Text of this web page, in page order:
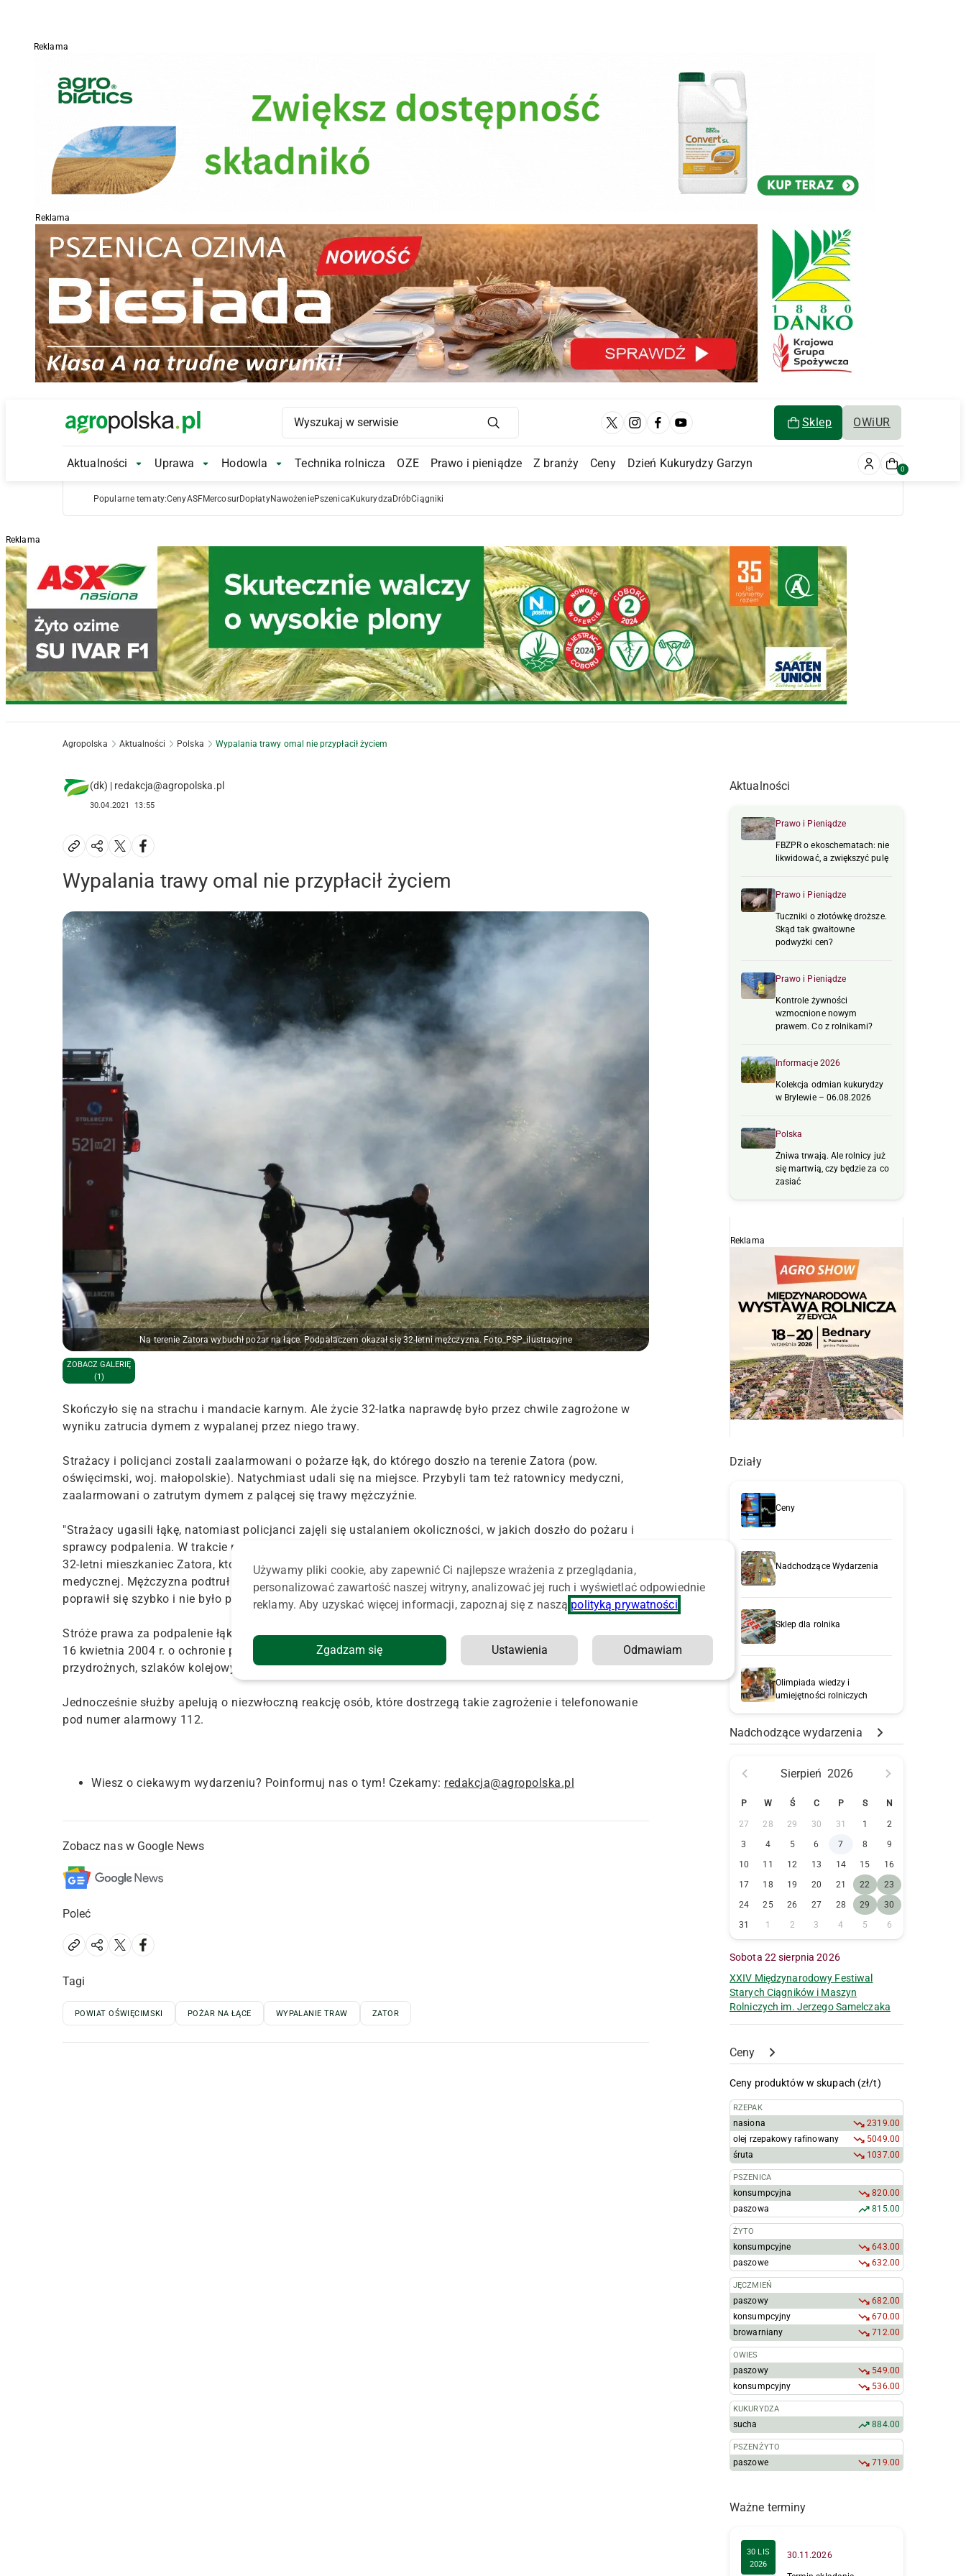
Reklama
Reklama
Main Logo Sklep OWiUR
Main Navigation
Aktualności Aktualności Submenu
Uprawa Uprawa Submenu
Hodowla Hodowla Submenu
Technika rolnicza OZE Prawo i pieniądze Z branży Ceny Dzień Kukurydzy Garzyn 0
Popularne tematy:CenyASFMercosurDopłatyNawożeniePszenica Kukurydza DróbCiągniki
Reklama
Agropolska Aktualności Polska Wypalania trawy omal nie przypłacił życiem
(dk) | redakcja@agropolska.pl
30.04.2021 13:55
Wypalania trawy omal nie przypłacił życiem
Na terenie Zatora wybuchł pożar na łące. Podpalaczem okazał się 32-letni mężczyzna. Foto_PSP_ilustracyjne
ZOBACZ GALERIĘ
(1)
Skończyło się na strachu i mandacie karnym. Ale życie 32-latka naprawdę było przez chwile zagrożone w
wyniku zatrucia dymem z wypalanej przez niego trawy.
Strażacy i policjanci zostali zaalarmowani o pożarze łąk, do którego doszło na terenie Zatora (pow.
oświęcimski, woj. małopolskie). Natychmiast udali się na miejsce. Przybyli tam też ratownicy medyczni,
zaalarmowani o zatrutym dymem z palącej się trawy mężczyźnie.
"Strażacy ugasili łąkę, natomiast policjanci zajęli się ustalaniem okoliczności, w jakich doszło do pożaru i
sprawcy podpalenia. W trakcie prowadzonych czynności szybko okazało się, że związek z podpaleniem ma
32-letni mieszkaniec Zatora, któremu załoga karetki pogotowia ratunkowego właśnie udzielała pomocy
medycznej. Mężczyzna podtruł się dymem, gdyż nie zdążył uciec z terenu, który podpalił. Stan jego zdrowia
poprawił się szybko i nie było potrzeby hospitalizacji" – opisuje Komenda Powiatowa Policji w Oświęcimiu.
Stróże prawa za podpalenie łąki nałożyli na 32-latka mandat karny. I przypominają, że zgodnie z Ustawą z
16 kwietnia 2004 r. o ochronie przyrody "zabrania się wypalania łąk, pastwisk, nieużytków, rowów, pasów
przydrożnych, szlaków kolejowych oraz trzcinowisk i szuwarów".
Jednocześnie służby apelują o niezwłoczną reakcję osób, które dostrzegą takie zagrożenie i telefonowanie
pod numer alarmowy 112.
Wiesz o ciekawym wydarzeniu? Poinformuj nas o tym! Czekamy: redakcja@agropolska.pl
Zobacz nas w Google News
Poleć
Tagi
POWIAT OŚWIĘCIMSKI POŻAR NA ŁĄCE WYPALANIE TRAW ZATOR
Aktualności
Prawo i Pieniądze
FBZPR o ekoschematach: nie
likwidować, a zwiększyć pulę
Prawo i Pieniądze
Tuczniki o złotówkę droższe.
Skąd tak gwałtowne
podwyżki cen?
Prawo i Pieniądze
Kontrole żywności
wzmocnione nowym
prawem. Co z rolnikami?
Informacje 2026
Kolekcja odmian kukurydzy
w Brylewie – 06.08.2026
Polska
Żniwa trwają. Ale rolnicy już
się martwią, czy będzie za co
zasiać
Reklama
Działy
Ceny
Nadchodzące Wydarzenia
Sklep dla rolnika
Olimpiada wiedzy i
umiejętności rolniczych
Nadchodzące wydarzenia
Sierpień 2026
P W Ś C P S N
27 28 29 30 31 1
2
3
4 5 6 7 8
9
10
11 12 13 14 15
16
17
18 19 20 21 22
23
24
25 26 27 28 29
30
31
1 2 3 4 5 6
Sobota 22 sierpnia 2026
XXIV Międzynarodowy Festiwal
Starych Ciągników i Maszyn
Rolniczych im. Jerzego Samelczaka
Ceny
Ceny produktów w skupach (zł/t)
RZEPAK
nasiona
2319.00
olej rzepakowy rafinowany
5049.00
śruta
1037.00
PSZENICA
konsumpcyjna
820.00
paszowa
815.00
ŻYTO
konsumpcyjne
643.00
paszowe
632.00
JĘCZMIEŃ
paszowy
682.00
konsumpcyjny
670.00
browarniany
712.00
OWIES
paszowy
549.00
konsumpcyjny
536.00
KUKURYDZA
sucha 884.00
PSZENŻYTO
paszowe 719.00
Ważne terminy
30 LIS
2026
30.11.2026
Używamy pliki cookie, aby zapewnić Ci najlepsze wrażenia z przeglądania,
personalizować zawartość naszej witryny, analizować jej ruch i wyświetlać odpowiednie
reklamy. Aby uzyskać więcej informacji, zapoznaj się z naszą polityką prywatności
Zgadzam się Ustawienia Odmawiam